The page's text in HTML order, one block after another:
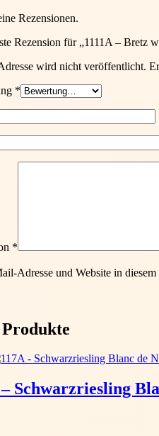
Rezensionen.
Rezension für „1111A – Bretz
wird nicht veröffentlicht.
*
*
Adresse und Website in
– Schwarzriesling